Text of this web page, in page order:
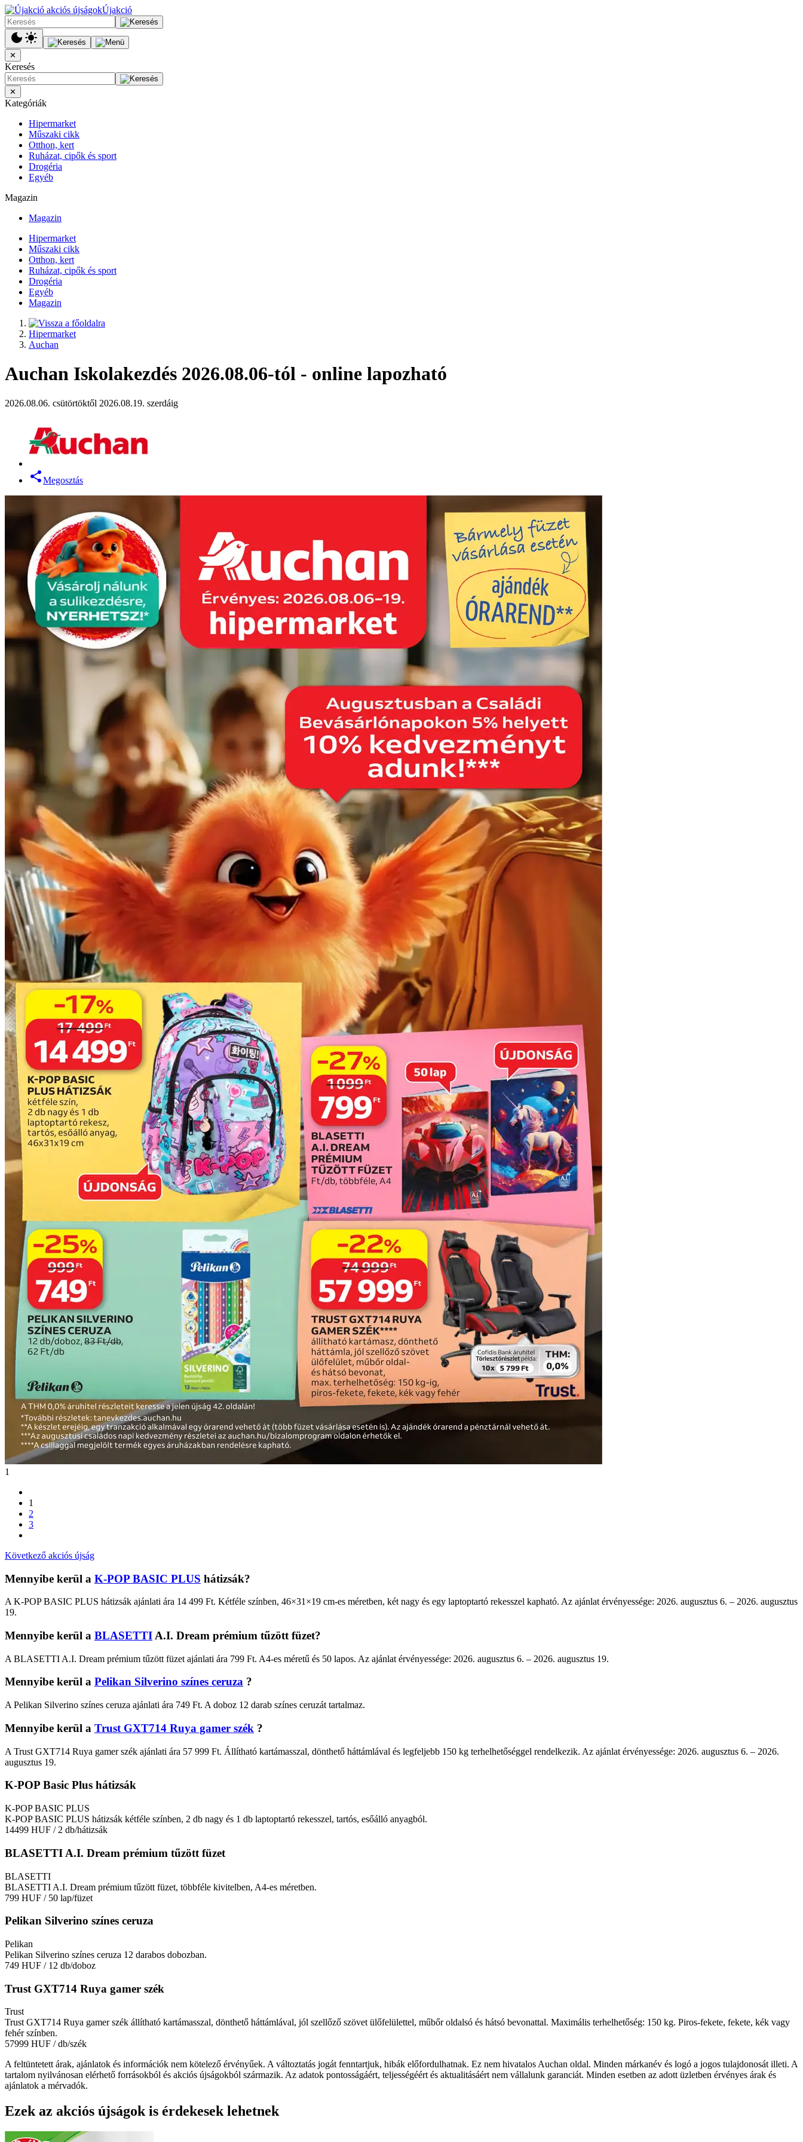
Újakció
✕
Keresés
✕
Kategóriák
Hipermarket
Műszaki cikk
Otthon, kert
Ruházat, cipők és sport
Drogéria
Egyéb
Magazin
Magazin
Hipermarket
Műszaki cikk
Otthon, kert
Ruházat, cipők és sport
Drogéria
Egyéb
Magazin
Hipermarket
Auchan
Auchan Iskolakezdés 2026.08.06-tól - online lapozható
2026.08.06. csütörtöktől 2026.08.19. szerdáig
Megosztás
1
1
2
3
Következő akciós újság
Mennyibe kerül a K-POP BASIC PLUS hátizsák?
A K-POP BASIC PLUS hátizsák ajánlati ára 14 499 Ft. Kétféle színben, 46×31×19 cm-es méretben, két nagy és egy laptoptartó rekesszel kapható. Az ajánlat érvényessége: 2026. augusztus 6. – 2026. augusztus
19.
Mennyibe kerül a BLASETTI A.I. Dream prémium tűzött füzet?
A BLASETTI A.I. Dream prémium tűzött füzet ajánlati ára 799 Ft. A4-es méretű és 50 lapos. Az ajánlat érvényessége: 2026. augusztus 6. – 2026. augusztus 19.
Mennyibe kerül a Pelikan Silverino színes ceruza ?
A Pelikan Silverino színes ceruza ajánlati ára 749 Ft. A doboz 12 darab színes ceruzát tartalmaz.
Mennyibe kerül a Trust GXT714 Ruya gamer szék ?
A Trust GXT714 Ruya gamer szék ajánlati ára 57 999 Ft. Állítható kartámasszal, dönthető háttámlával és legfeljebb 150 kg terhelhetőséggel rendelkezik. Az ajánlat érvényessége: 2026. augusztus 6. – 2026.
augusztus 19.
K-POP Basic Plus hátizsák
K-POP BASIC PLUS
K-POP BASIC PLUS hátizsák kétféle színben, 2 db nagy és 1 db laptoptartó rekesszel, tartós, esőálló anyagból.
14499 HUF / 2 db/hátizsák
BLASETTI A.I. Dream prémium tűzött füzet
BLASETTI
BLASETTI A.I. Dream prémium tűzött füzet, többféle kivitelben, A4-es méretben.
799 HUF / 50 lap/füzet
Pelikan Silverino színes ceruza
Pelikan
Pelikan Silverino színes ceruza 12 darabos dobozban.
749 HUF / 12 db/doboz
Trust GXT714 Ruya gamer szék
Trust
Trust GXT714 Ruya gamer szék állítható kartámasszal, dönthető háttámlával, jól szellőző szövet ülőfelülettel, műbőr oldalsó és hátsó bevonattal. Maximális terhelhetőség: 150 kg. Piros-fekete, fekete, kék vagy
fehér színben.
57999 HUF / db/szék
A feltüntetett árak, ajánlatok és információk nem kötelező érvényűek. A változtatás jogát fenntartjuk, hibák előfordulhatnak. Ez nem hivatalos Auchan oldal. Minden márkanév és logó a jogos tulajdonosát illeti. A
tartalom nyilvánosan elérhető forrásokból és akciós újságokból származik. Az adatok pontosságáért, teljességéért és aktualitásáért nem vállalunk garanciát. Minden esetben az adott üzletben érvényes árak és
ajánlatok a mérvadók.
Ezek az akciós újságok is érdekesek lehetnek